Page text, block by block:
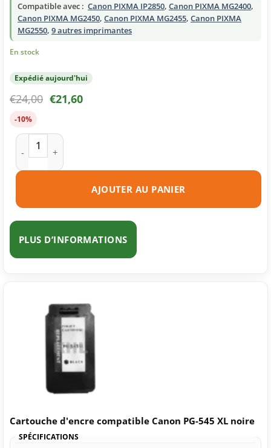
Compatible avec : Canon PIXMA IP2850, Canon PIXMA MG2400,
Canon PIXMA MG2450, Canon PIXMA MG2455, Canon PIXMA
MG2550, 9 autres imprimantes
En stock
Expédié aujourd'hui
€24,00 €21,60
-10%
quantité de Cartouche d'encre compatible Canon CL-546 XL
AJOUTER AU PANIER
PLUS D’INFORMATIONS
Cartouche d'encre compatible Canon PG-545 XL noire
SPÉCIFICATIONS